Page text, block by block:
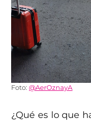
Foto:@AerOznayA
¿Qué es lo que